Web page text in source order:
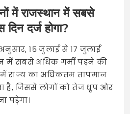
में राजस्थान में सबसे
दिन दर्ज होगा?
15 जुलाई से 17 जुलाई
में सबसे अधिक गर्मी पड़ने की
में राज्य का अधिकतम तापमान
है, जिससे लोगों को तेज धूप और
पड़ेगा।